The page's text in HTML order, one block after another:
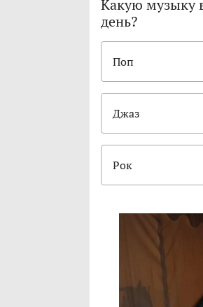
Какую музыку
день?
Поп
Джаз
Рок